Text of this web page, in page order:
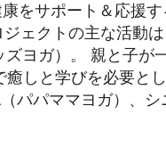
をサポート＆応援
ェクトの主な活動
ズヨガ）。 親と子が
癒しと学びを必要と
パパママヨガ）、